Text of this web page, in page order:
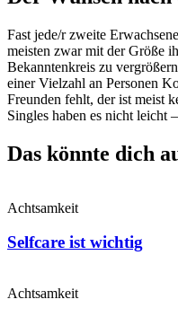
Fast jede/r zweite
meisten zwar mit der Größe
Bekanntenkreis zu
einer Vielzahl an Personen
Freunden fehlt, der ist meist
Singles haben es nicht leicht
Das könnte dich
Achtsamkeit
Selfcare ist wichtig
Achtsamkeit